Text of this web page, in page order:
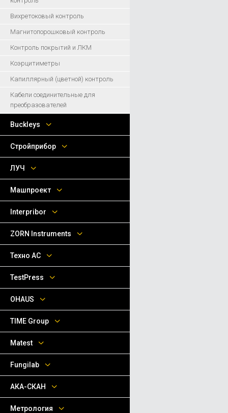
Вихретоковый контроль
Магнитопорошковый контроль
Контроль покрытий и ЛКМ
Коэрцитиметры
Капиллярный (цветной) контроль
Кабели соединительные для
преобразователей
Buckleys
Стройприбор
ЛУЧ
Машпроект
Interpribor
ZORN Instruments
Техно АС
TestPress
OHAUS
TIME Group
Matest
Fungilab
АКА-СКАН
Метрология